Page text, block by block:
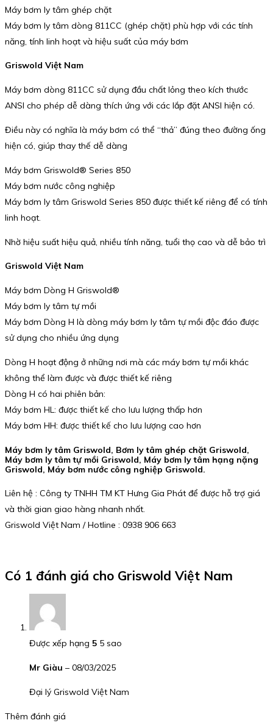
Máy bơm ly tâm ghép chặt
Máy bơm ly tâm dòng 811CC (ghép chặt) phù hợp với các tính
năng, tính linh hoạt và hiệu suất của máy bơm
Griswold Việt Nam
Máy bơm dòng 811CC sử dụng đầu chất lỏng theo kích thước
ANSI cho phép dễ dàng thích ứng với các lắp đặt ANSI hiện có.
Điều này có nghĩa là máy bơm có thể “thả” đúng theo đường ống
hiện có, giúp thay thế dễ dàng
Máy bơm Griswold® Series 850
Máy bơm nước công nghiệp
Máy bơm ly tâm Griswold Series 850 được thiết kế riêng để có tính
linh hoạt.
Nhờ hiệu suất hiệu quả, nhiều tính năng, tuổi thọ cao và dễ bảo trì
Griswold Việt Nam
Máy bơm Dòng H Griswold®
Máy bơm ly tâm tự mồi
Máy bơm Dòng H là dòng máy bơm ly tâm tự mồi độc đáo được
sử dụng cho nhiều ứng dụng
Dòng H hoạt động ở những nơi mà các máy bơm tự mồi khác
không thể làm được và được thiết kế riêng
Dòng H có hai phiên bản:
Máy bơm HL: được thiết kế cho lưu lượng thấp hơn
Máy bơm HH: được thiết kế cho lưu lượng cao hơn
Máy bơm ly tâm Griswold, Bơm ly tâm ghép chặt Griswold,
Máy bơm ly tâm tự mồi Griswold, Máy bơm ly tâm hạng nặng
Griswold, Máy bơm nước công nghiệp Griswold.
Liên hệ : Công ty TNHH TM KT Hưng Gia Phát để được hỗ trợ giá
và thời gian giao hàng nhanh nhất.
Griswold Việt Nam / Hotline : 0938 906 663
Có 1 đánh giá cho Griswold Việt Nam
Được xếp hạng 5 5 sao
Mr Giàu – 08/03/2025
Đại lý Griswold Việt Nam
Thêm đánh giá